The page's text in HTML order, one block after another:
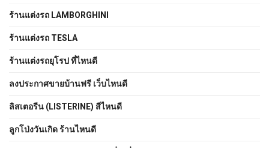
ร้านแต่งรถ LAMBORGHINI
ร้านแต่งรถ TESLA
ร้านแต่งรถยุโรป ที่ไหนดี
ลงประกาศขายบ้านฟรี เว็บไหนดี
ลิสเตอรีน (LISTERINE) สีไหนดี
ลูกโป่งวันเกิด ร้านไหนดี